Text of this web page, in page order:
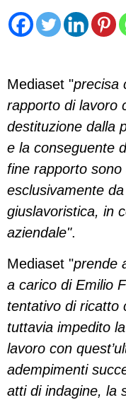
Mediaset "precisa
rapporto di lavoro
destituzione dalla
e la conseguente
fine rapporto
esclusivamente
giuslavoristica, in
aziendale".
Mediaset "prende
a carico di Emilio
tentativo di ricatto
tuttavia impedito
lavoro con
adempimenti
atti di indagine, la